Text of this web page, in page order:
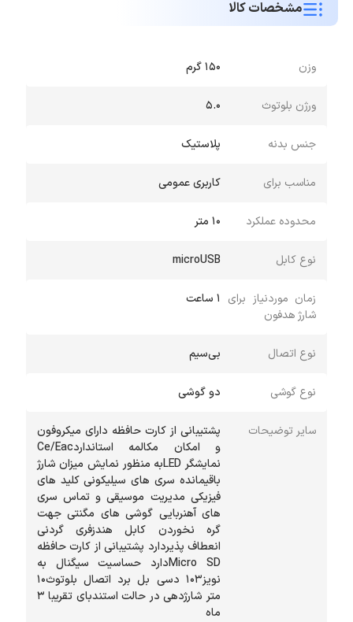
مشخصات کالا
وزن ۱۵۰ گرم
ورژن بلوتوث ۵.۰
جنس بدنه پلاستیک
مناسب برای کاربری عمومی
محدوده عملکرد ۱۰ متر
نوع کابل microUSB
زمان موردنیاز برای
شارژ هدفون
۱ ساعت
نوع اتصال بی‌سیم
نوع گوشی دو گوشی
سایر توضیحات
پشتیبانی از کارت حافظه دارای میکروفون
و امکان مکالمه استانداردCe/Eac
نمایشگر LEDبه منظور نمایش میزان شارژ
باقیمانده سری های سیلیکونی کلید های
فیزیکی مدیریت موسیقی و تماس سری
های آهنربایی گوشی های مگنتی جهت
گره نخوردن کابل هندزفری گردنی
انعطاف پذیردارد پشتیبانی از کارت حافظه
Micro SDدارد حساسیت سیگنال به
نویز۱۰۳ دسی بل برد اتصال بلوتوث۱۰
متر شارژدهی در حالت استندبای تقریبا ۳
ماه